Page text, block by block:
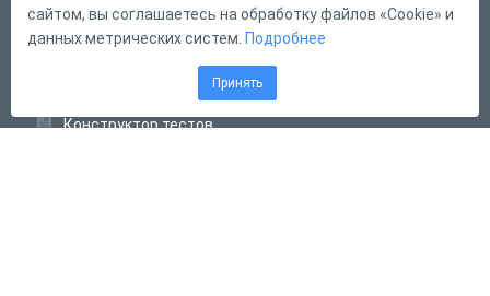
Форма обратной связи
Конструктор тестов
сайтом, вы соглашаетесь на обработку файлов «Cookie» и
данных метрических систем. Подробнее
Принять